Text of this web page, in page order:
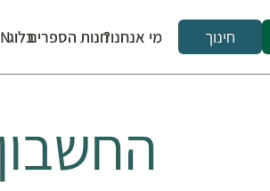
חינוך מי אנחנו?חנות הספריםבלוג